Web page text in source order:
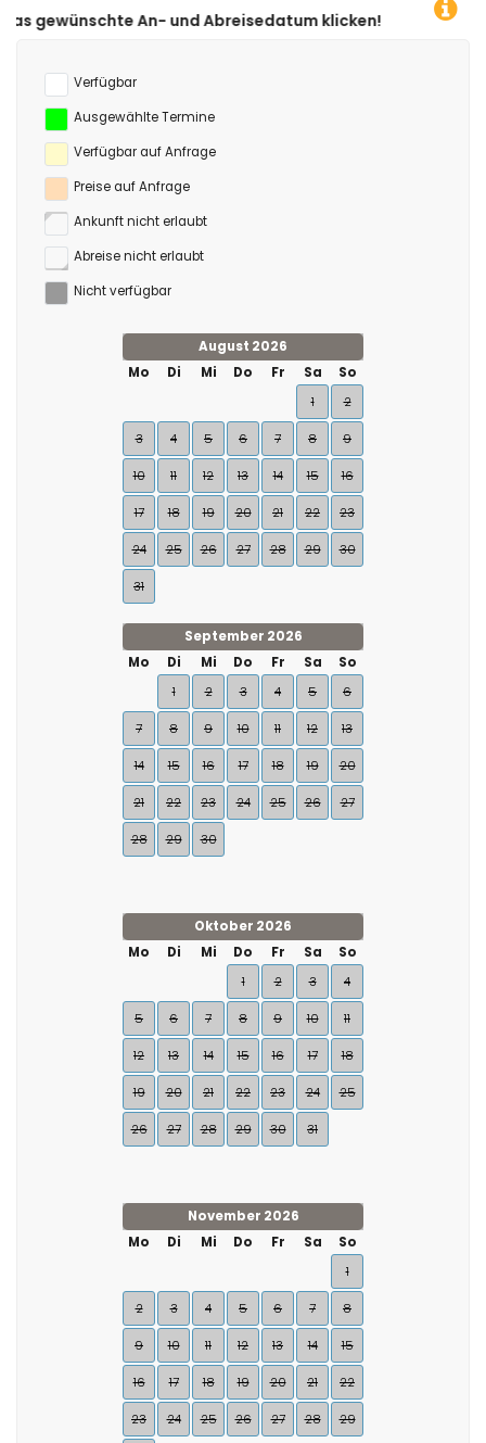
Abreisedatum klicken!
Verfügbar
Ausgewählte Termine
Verfügbar auf Anfrage
Preise auf Anfrage
Ankunft nicht erlaubt
Abreise nicht erlaubt
Nicht verfügbar
August 2026
Mo
Di Mi Do Fr Sa
So
1
2
3 4 5 6 7 8 9
10 11 12 13 14 15 16
17 18 19 20 21 22 23
24 25 26 27 28 29 30
31
September 2026
Mo
Di Mi Do Fr Sa
So
1
2 3 4 5 6
7 8 9 10 11 12 13
14 15 16 17 18 19 20
21 22 23 24 25 26 27
28 29 30
Oktober 2026
Mo
Di Mi Do Fr Sa
So
1
2 3 4
5 6 7 8 9 10 11
12 13 14 15 16 17 18
19 20 21 22 23 24 25
26 27 28 29 30 31
November 2026
Mo
Di Mi Do Fr Sa
So
1
2 3 4 5 6 7 8
9 10 11 12 13 14 15
16 17 18 19 20 21 22
23 24 25 26 27 28 29